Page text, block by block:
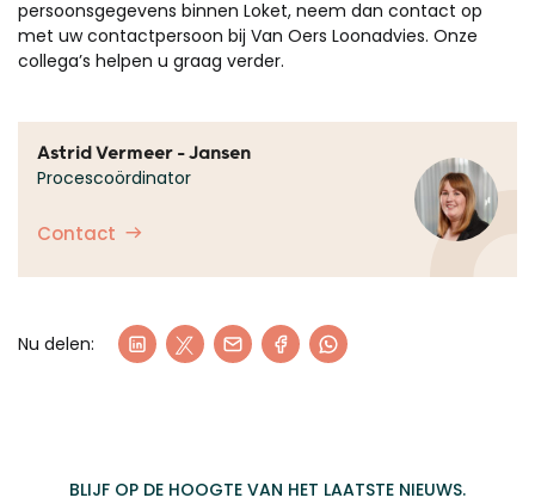
persoonsgegevens binnen Loket, neem dan contact op
met uw contactpersoon bij Van Oers Loonadvies. Onze
collega’s helpen u graag verder.
Astrid Vermeer - Jansen
Procescoördinator
Contact
Nu delen:
BLIJF OP DE HOOGTE VAN HET LAATSTE NIEUWS.